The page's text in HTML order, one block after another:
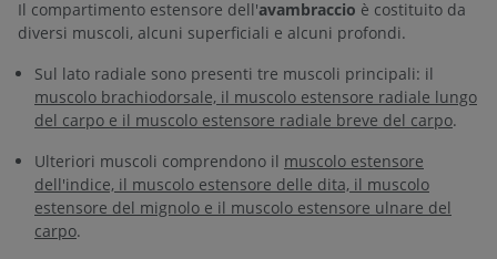
Il compartimento estensore dell'avambraccio è costituito da
diversi muscoli, alcuni superficiali e alcuni profondi.
Sul lato radiale sono presenti tre muscoli principali: il
muscolo brachiodorsale, il muscolo estensore radiale lungo
del carpo e il muscolo estensore radiale breve del carpo.
Ulteriori muscoli comprendono il muscolo estensore
dell'indice, il muscolo estensore delle dita, il muscolo
estensore del mignolo e il muscolo estensore ulnare del
carpo.